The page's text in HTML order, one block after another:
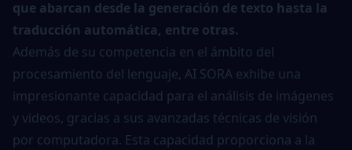
que abarcan desde la generación de texto hasta la
traducción automática, entre otras.
Además de su competencia en el ámbito del
procesamiento del lenguaje, AI SORA exhibe una
impresionante capacidad para el análisis de imágenes
y videos, gracias a sus avanzadas técnicas de visión
por computadora. Esta capacidad proporciona a la